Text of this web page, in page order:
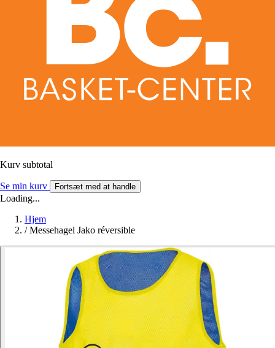
Kurv subtotal
Se min kurv Fortsæt med at handle
Loading...
Hjem
/ Messehagel Jako réversible